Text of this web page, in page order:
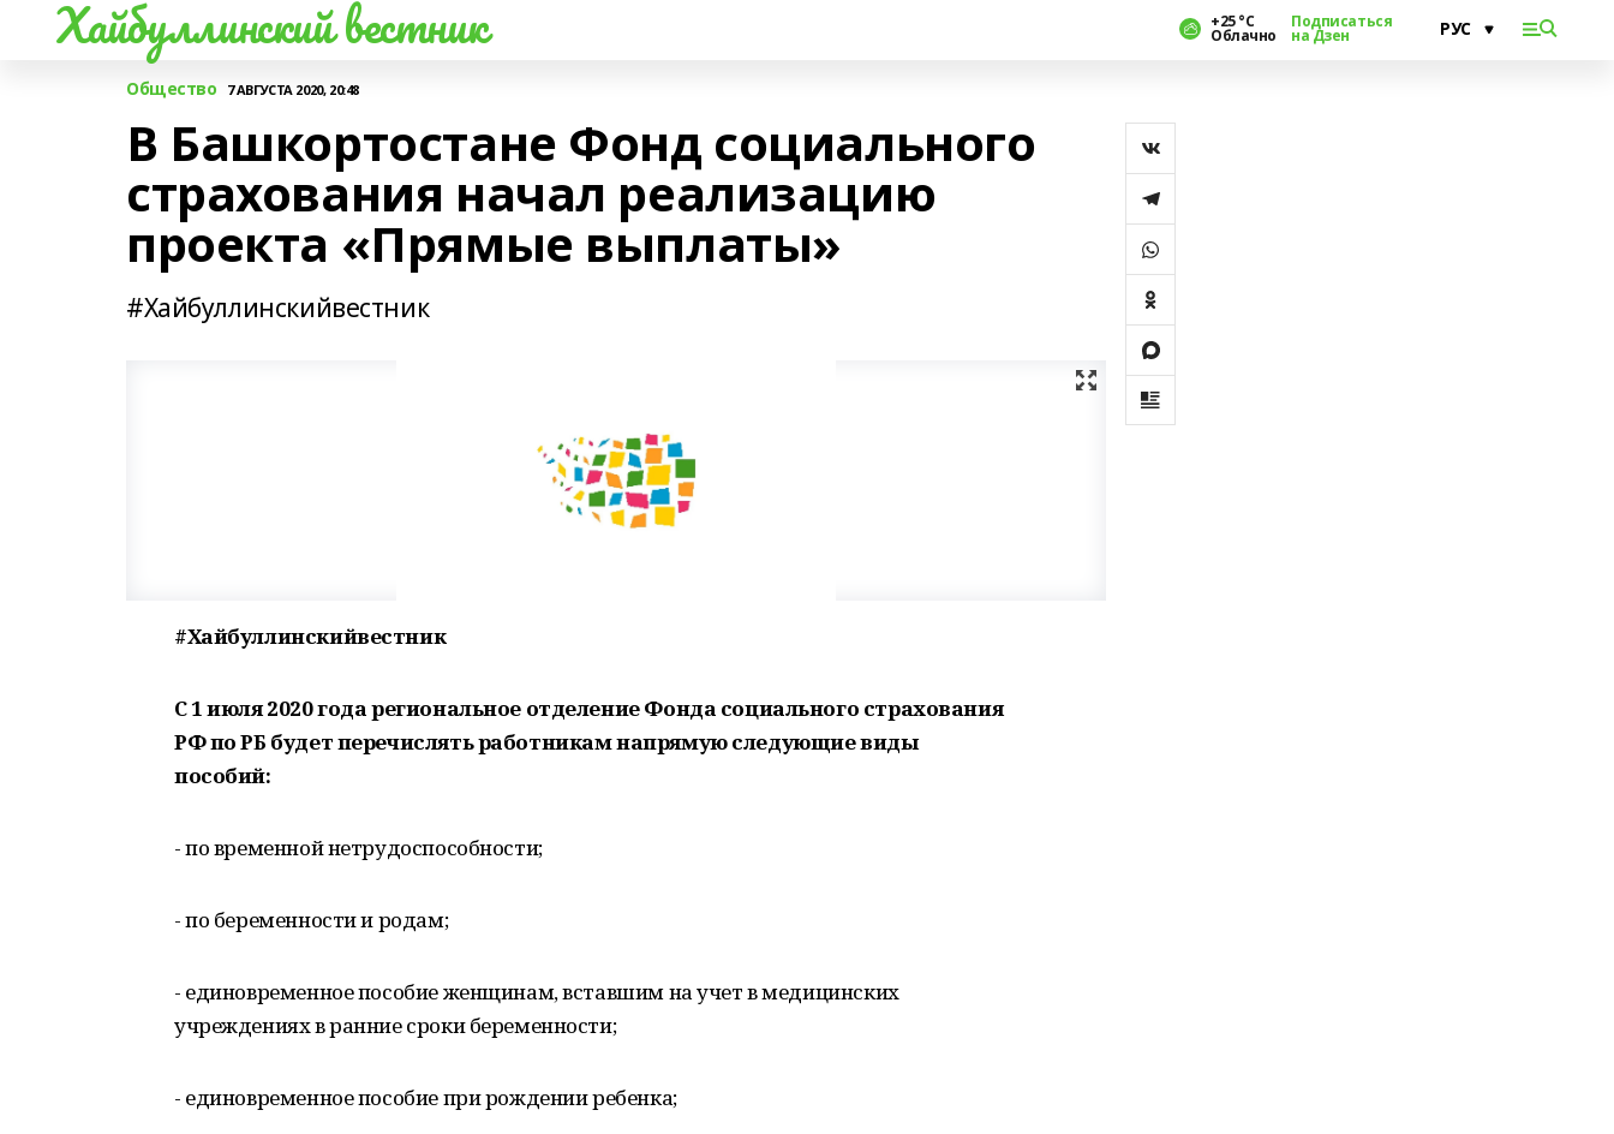
Хайбуллинский вестник +25 °С
Облачно
Подписаться
на Дзен
Общество 7 АВГУСТА 2020, 20:48
В Башкортостане Фонд социального
страхования начал реализацию
проекта «Прямые выплаты»
#Хайбуллинскийвестник
#Хайбуллинскийвестник
С 1 июля 2020 года региональное отделение Фонда социального страхования
РФ по РБ будет перечислять работникам напрямую следующие виды
пособий:
- по временной нетрудоспособности;
- по беременности и родам;
- единовременное пособие женщинам, вставшим на учет в медицинских
учреждениях в ранние сроки беременности;
- единовременное пособие при рождении ребенка;